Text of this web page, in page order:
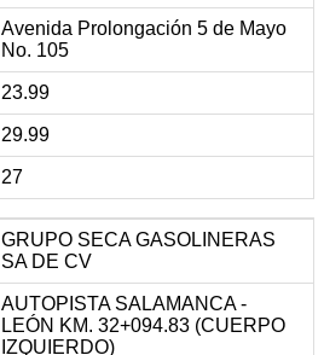
Avenida Prolongación 5 de Mayo
No. 105
23.99
29.99
27
GRUPO SECA GASOLINERAS
SA DE CV
AUTOPISTA SALAMANCA -
LEÓN KM. 32+094.83 (CUERPO
IZQUIERDO)